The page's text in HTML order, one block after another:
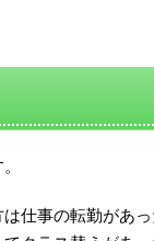
仕事の転勤があ